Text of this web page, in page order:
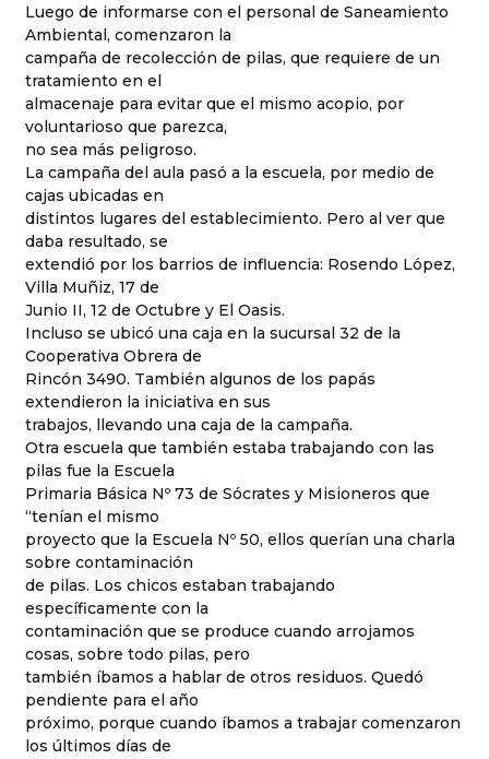
Luego de informarse con el personal de Saneamiento
Ambiental, comenzaron la
campaña de recolección de pilas, que requiere de un
tratamiento en el
almacenaje para evitar que el mismo acopio, por
voluntarioso que parezca,
no sea más peligroso.
La campaña del aula pasó a la escuela, por medio de
cajas ubicadas en
distintos lugares del establecimiento. Pero al ver que
daba resultado, se
extendió por los barrios de influencia: Rosendo López,
Villa Muñiz, 17 de
Junio II, 12 de Octubre y El Oasis.
Incluso se ubicó una caja en la sucursal 32 de la
Cooperativa Obrera de
Rincón 3490. También algunos de los papás
extendieron la iniciativa en sus
trabajos, llevando una caja de la campaña.
Otra escuela que también estaba trabajando con las
pilas fue la Escuela
Primaria Básica Nº 73 de Sócrates y Misioneros que
“tenían el mismo
proyecto que la Escuela Nº 50, ellos querían una charla
sobre contaminación
de pilas. Los chicos estaban trabajando
específicamente con la
contaminación que se produce cuando arrojamos
cosas, sobre todo pilas, pero
también íbamos a hablar de otros residuos. Quedó
pendiente para el año
próximo, porque cuando íbamos a trabajar comenzaron
los últimos días de